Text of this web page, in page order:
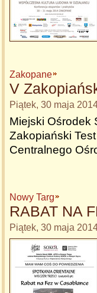
Zakopane
V
Piątek, 30 maja
Miejski Ośrodek
Zakopiański
Centralnego
Nowy Targ
RABAT NA
Piątek, 30 maja